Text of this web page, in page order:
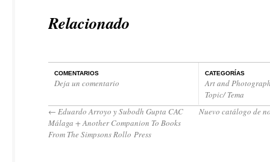
Relacionado
COMENTARIOS
Deja un comentario
CATEGORÍAS
Art and
Topic/ Tema
← Eduardo Arroyo y Subodh Gupta CAC
Málaga + Another Companion To Books
From The Simpsons Rollo Press
Nuevo catálogo de